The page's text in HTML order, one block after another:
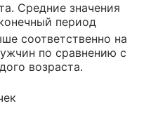
Средние значения
период
соответственно на
по сравнению с
возраста.